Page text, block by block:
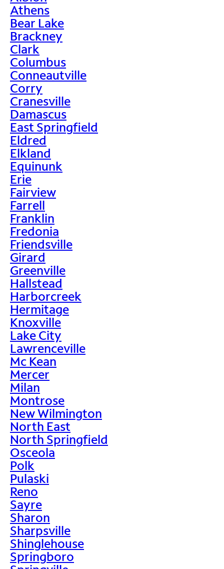
Athens
Bear Lake
Brackney
Clark
Columbus
Conneautville
Corry
Cranesville
Damascus
East Springfield
Eldred
Elkland
Equinunk
Erie
Fairview
Farrell
Franklin
Fredonia
Friendsville
Girard
Greenville
Hallstead
Harborcreek
Hermitage
Knoxville
Lake City
Lawrenceville
Mc Kean
Mercer
Milan
Montrose
New Wilmington
North East
North Springfield
Osceola
Polk
Pulaski
Reno
Sayre
Sharon
Sharpsville
Shinglehouse
Springboro